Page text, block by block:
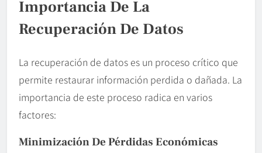
Importancia De La
Recuperación De Datos
La recuperación de datos es un proceso crítico que
permite restaurar información perdida o dañada. La
importancia de este proceso radica en varios
factores:
Minimización De Pérdidas Económicas